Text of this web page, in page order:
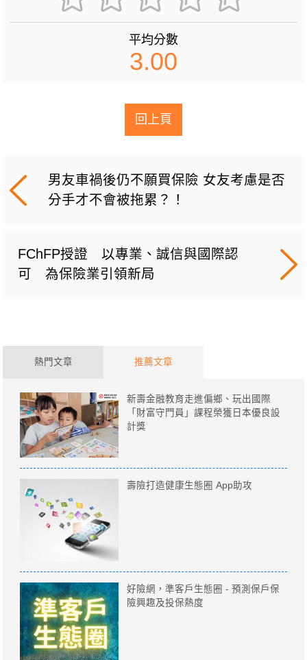
平均分數
3.00
回上頁
男友車禍後仍不願買保險 女友考慮是否
分手才不會被拖累？！
FChFP授證 以專業、誠信與國際認
可 為保險業引領新局
熱門文章 推薦文章
新壽金融教育走進偏鄉、玩出國際
「財富守門員」課程榮獲日本優良設
計獎
壽險打造健康生態圈 App助攻
好險網，準客戶生態圈 - 預測保戶保
險興趣及投保熱度